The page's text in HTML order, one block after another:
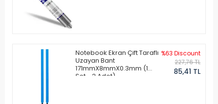
Notebook Ekran Çift Taraflı
Uzayan Bant
171mmX8mmX0.3mm (1
Set - 2 Adet)
%63 Discount
227,76 TL
85,41 TL